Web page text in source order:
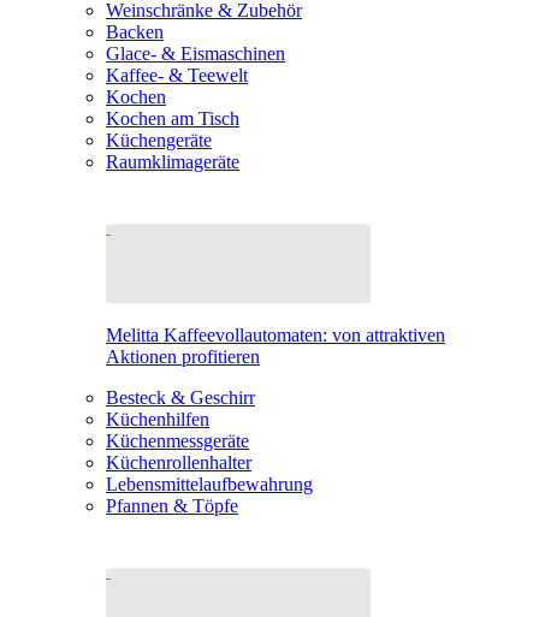
Weinschränke & Zubehör
Backen
Glace- & Eismaschinen
Kaffee- & Teewelt
Kochen
Kochen am Tisch
Küchengeräte
Raumklimageräte
Melitta Kaffeevollautomaten: von attraktiven
Aktionen profitieren
Besteck & Geschirr
Küchenhilfen
Küchenmessgeräte
Küchenrollenhalter
Lebensmittelaufbewahrung
Pfannen & Töpfe